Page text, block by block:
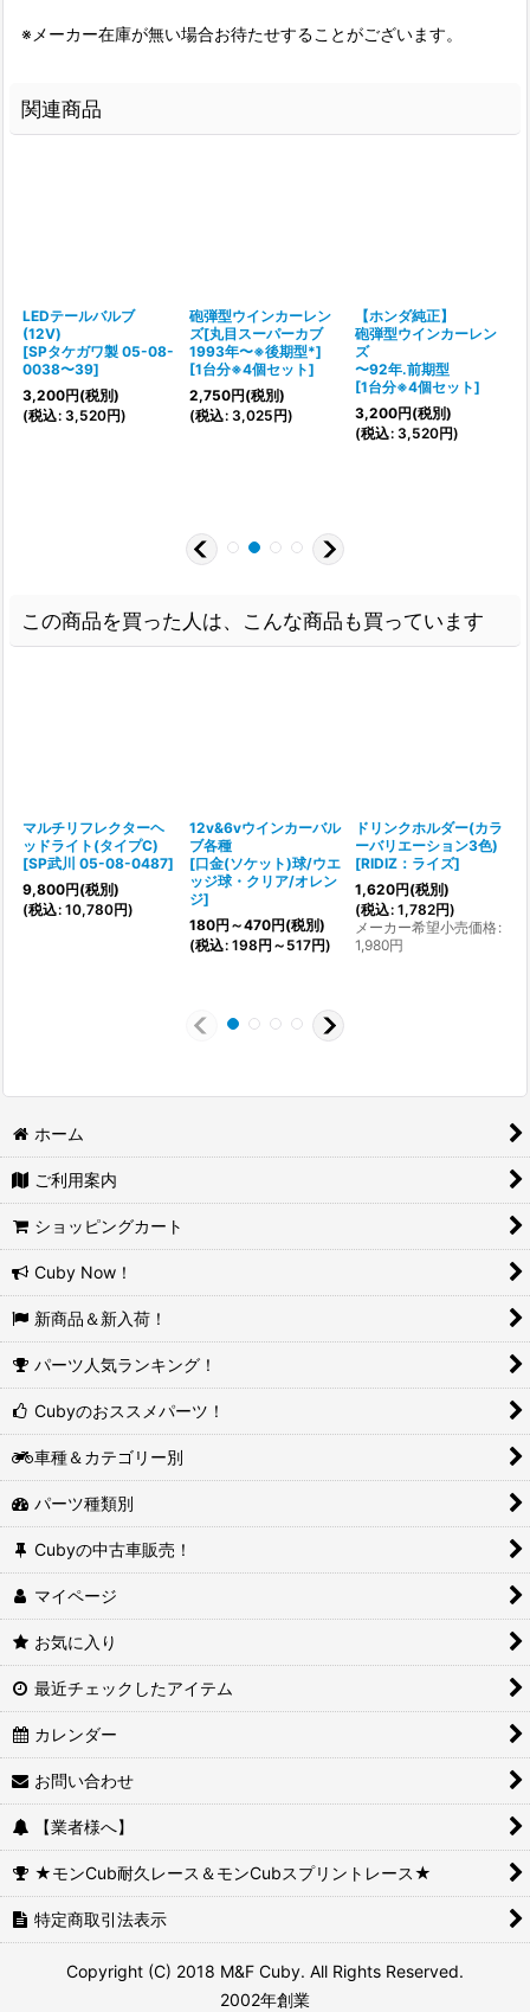
※メーカー在庫が無い場合お待たせすることがございます。
関連商品
LEDテールバルブ
(12V)
[SPタケガワ製 05-08-
0038〜39]
3,200円(税別)
(税込: 3,520円)
砲弾型ウインカーレン
ズ[丸目スーパーカブ
1993年〜※後期型*]
[1台分※4個セット]
2,750円(税別)
(税込: 3,025円)
【ホンダ純正】
砲弾型ウインカーレン
ズ
〜92年.前期型
[1台分※4個セット]
3,200円(税別)
(税込: 3,520円)
この商品を買った人は、こんな商品も買っています
マルチリフレクターヘ
ッドライト(タイプC)
[SP武川 05-08-0487]
9,800円(税別)
(税込: 10,780円)
12v&6vウインカーバル
ブ各種
[口金(ソケット)球/ウエ
ッジ球・クリア/オレン
ジ]
180円 ～470円(税別)
(税込: 198円 ～517円)
ドリンクホルダー(カラ
ーバリエーション3色)
[RIDIZ：ライズ]
1,620円(税別)
(税込: 1,782円)
メーカー希望小売価格:
1,980円
ホーム
ご利用案内
ショッピングカート
Cuby Now！
新商品＆新入荷！
パーツ人気ランキング！
Cubyのおススメパーツ！
車種＆カテゴリー別
パーツ種類別
Cubyの中古車販売！
マイページ
お気に入り
最近チェックしたアイテム
カレンダー
お問い合わせ
【業者様へ】
★モンCub耐久レース＆モンCubスプリントレース★
特定商取引法表示
Copyright (C) 2018 M&F Cuby. All Rights Reserved.
2002年創業